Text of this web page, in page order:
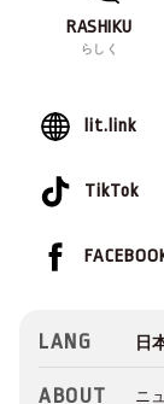
RASHIKU
らしく
lit.link
TikTok
LANG
ABOUT ニ